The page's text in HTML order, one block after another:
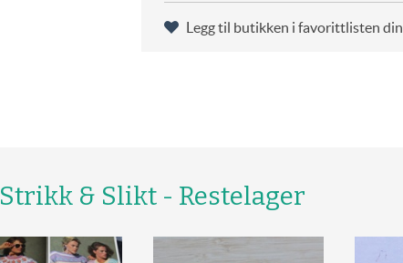
Legg til butikken i favorittlisten din
Strikk & Slikt - Restelager